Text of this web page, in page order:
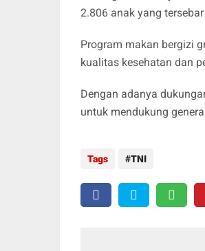
2.806 anak yang
Program makan bergizi
kualitas kesehatan dan
Dengan adanya
untuk mendukung
Tags TNI